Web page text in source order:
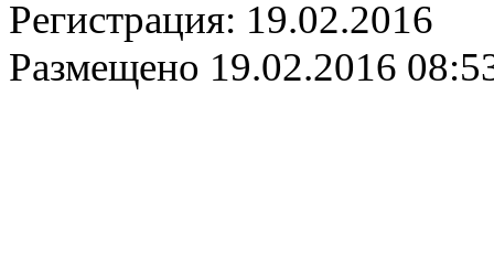
Регистрация: 19.02.2016
Размещено 19.02.2016